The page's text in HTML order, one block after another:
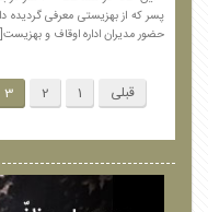
پسر که از بهزیستی معرفی گردیده
حضور مدیران اداره اوقاف و
قبلی 1
2
3